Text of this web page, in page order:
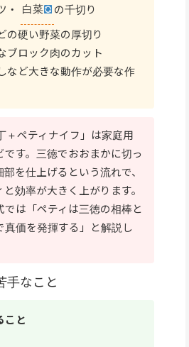
・ 白菜
の千切り
の硬い野菜の厚切り
ブロック肉のカット
など大きな動作が必要な作
＋ペティナイフ」は家庭用
す。三徳でおおまかに切っ
を仕上げるという流れで、
効率が大きく上がります。
は「ペティは三徳の相棒と
真価を発揮する」と解説し
手なこと
こと